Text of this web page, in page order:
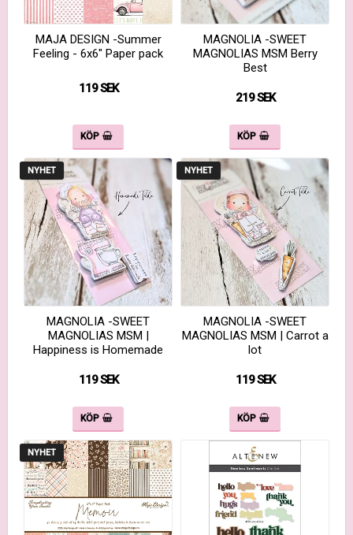
MAJA DESIGN -Summer
Feeling - 6x6" Paper pack
119 SEK
KÖP
MAGNOLIA -SWEET
MAGNOLIAS MSM Berry
Best
219 SEK
KÖP
NYHET
MAGNOLIA -SWEET
MAGNOLIAS MSM |
Happiness is Homemade
119 SEK
KÖP
NYHET
MAGNOLIA -SWEET
MAGNOLIAS MSM | Carrot a
lot
119 SEK
KÖP
NYHET